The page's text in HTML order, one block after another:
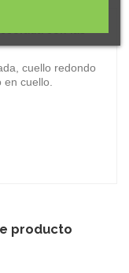
cuello redondo
cuello.
producto